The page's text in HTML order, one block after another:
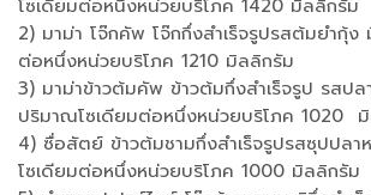
โซเดียมต่อหนึ่งหน่วยบริโภค 1420 มิลลิกรัม
2) มาม่า โจ๊กคัพ โจ๊กกึ่งสำเร็จรูปรสต้มยำกุ้ง
ต่อหนึ่งหน่วยบริโภค 1210 มิลลิกรัม
3) มาม่าข้าวต้มคัพ ข้าวต้มกึ่งสำเร็จรูป รสปล
ปริมาณโซเดียมต่อหนึ่งหน่วยบริโภค 1020
4) ซื่อสัตย์ ข้าวต้มชามกึ่งสำเร็จรูปรสซุปปล
โซเดียมต่อหนึ่งหน่วยบริโภค 1000 มิลลิกรัม